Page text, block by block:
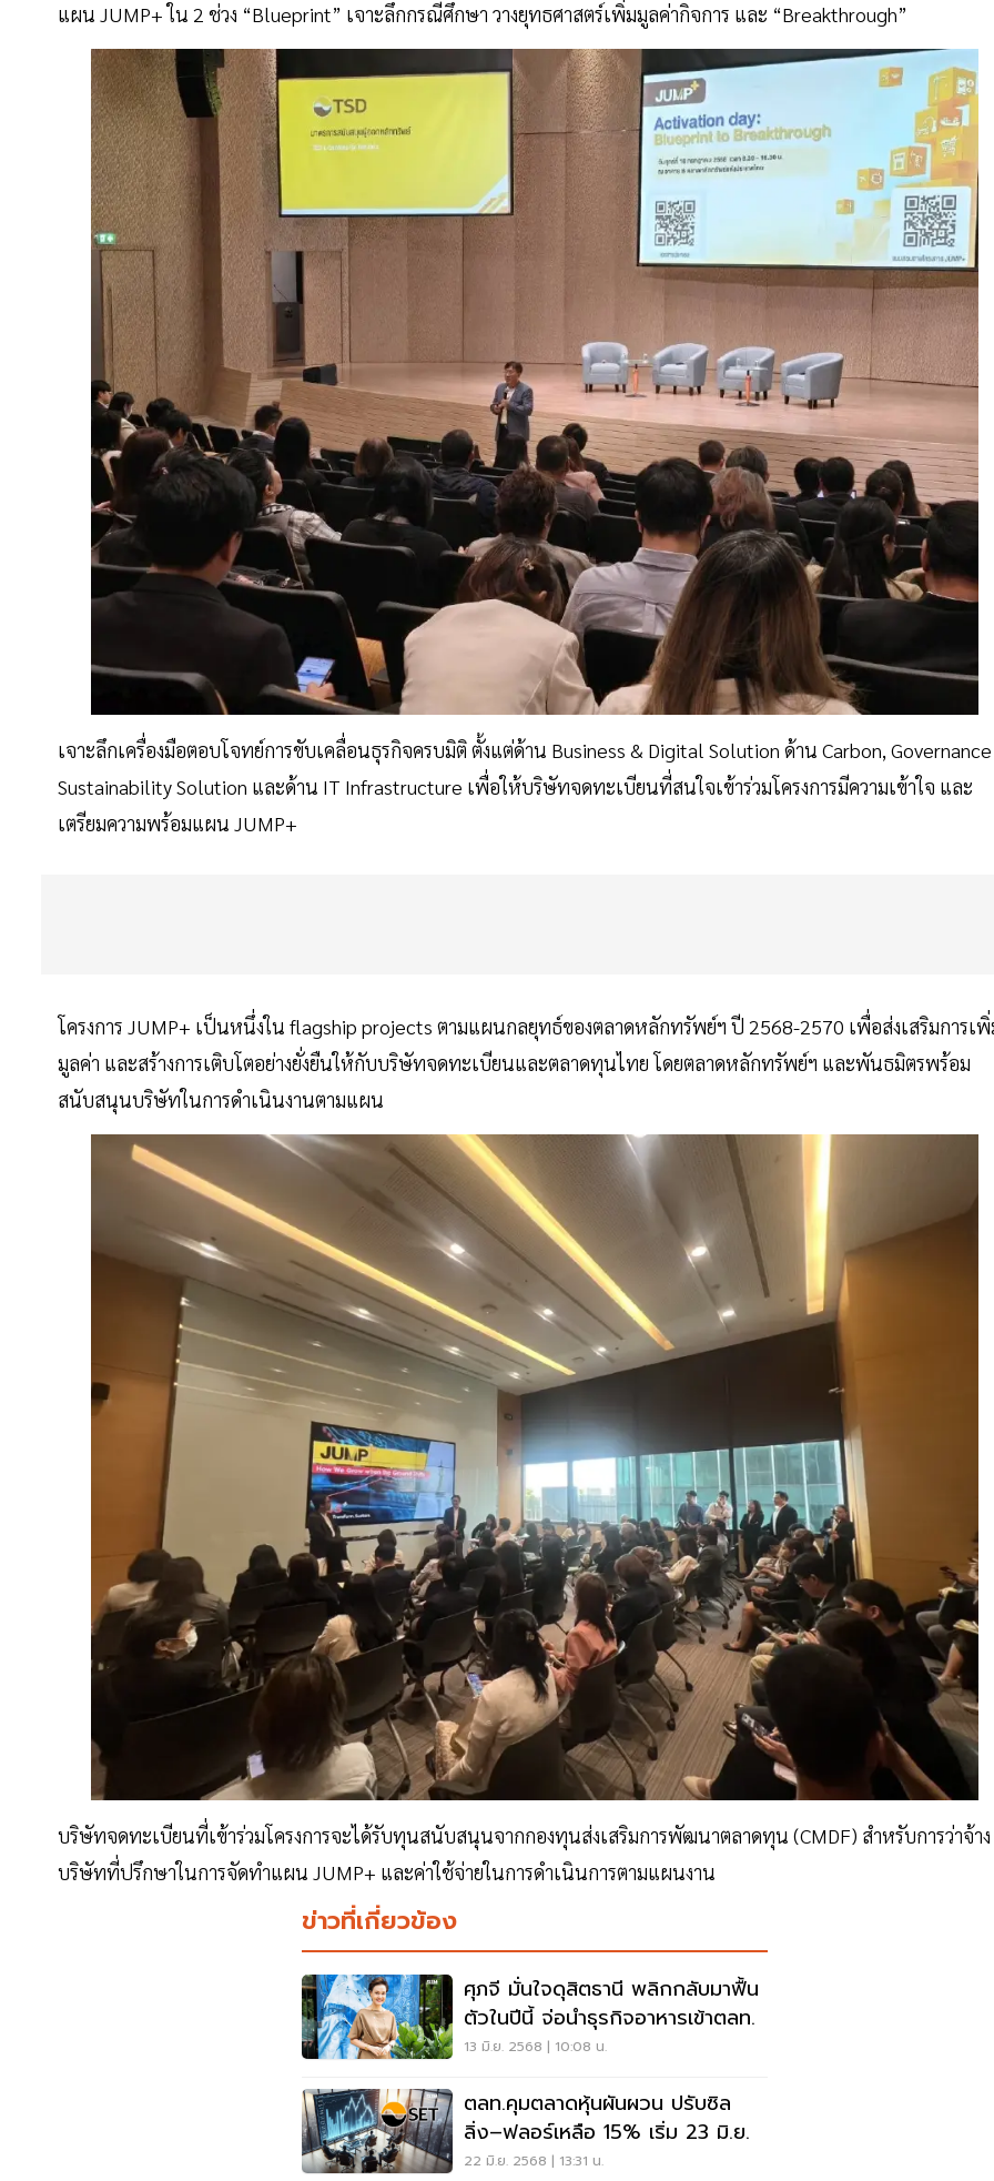
แผน JUMP+ ใน 2 ช่วง “Blueprint” เจาะลึกกรณีศึกษา วางยุทธศาสตร์เพิ่มมูลค่ากิจการ และ “Breakthrough”
เจาะลึกเครื่องมือตอบโจทย์การขับเคลื่อนธุรกิจครบมิติ ตั้งแต่ด้าน Business & Digital Solution ด้าน Carbon,
Sustainability Solution และด้าน IT Infrastructure เพื่อให้บริษัทจดทะเบียนที่สนใจเข้าร่วมโครงการมีความเข้าใจ และ
เตรียมความพร้อมแผน JUMP+
โครงการ JUMP+ เป็นหนึ่งใน flagship projects ตามแผนกลยุทธ์ของตลาดหลักทรัพย์ฯ ปี 2568-2570 เพื่อส่งเสริมการเ
มูลค่า และสร้างการเติบโตอย่างยั่งยืนให้กับบริษัทจดทะเบียนและตลาดทุนไทย โดยตลาดหลักทรัพย์ฯ และพันธมิตรพร้อม
สนับสนุนบริษัทในการดำเนินงานตามแผน
บริษัทจดทะเบียนที่เข้าร่วมโครงการจะได้รับทุนสนับสนุนจากกองทุนส่งเสริมการพัฒนาตลาดทุน (CMDF) สำหรับการว่าจ้าง
บริษัทที่ปรึกษาในการจัดทำแผน JUMP+ และค่าใช้จ่ายในการดำเนินการตามแผนงาน
ข่าวที่เกี่ยวข้อง
ศุภจี มั่นใจดุสิตธานี พลิกกลับมาฟื้น
ตัวในปีนี้ จ่อนำธุรกิจอาหารเข้าตลท.
13 มิ.ย. 2568 | 10:08 น.
ตลท.คุมตลาดหุ้นผันผวน ปรับซิล
ลิ่ง–ฟลอร์เหลือ 15% เริ่ม 23 มิ.ย.
22 มิ.ย. 2568 | 13:31 น.